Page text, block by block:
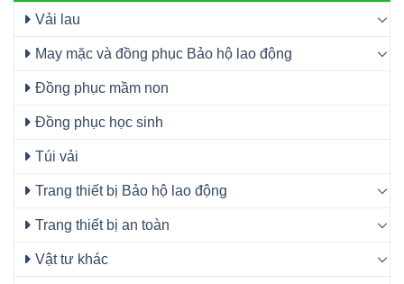
Vải lau
May mặc và đồng phục Bảo hộ lao động
Đồng phục mầm non
Đồng phục học sinh
Túi vải
Trang thiết bị Bảo hộ lao động
Trang thiết bị an toàn
Vật tư khác